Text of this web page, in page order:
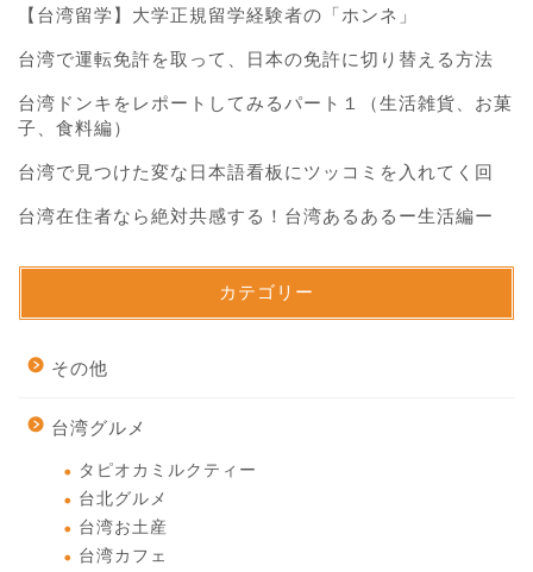
【台湾留学】大学正規留学経験者の「ホンネ」
台湾で運転免許を取って、日本の免許に切り替える方法
台湾ドンキをレポートしてみるパート１（生活雑貨、お菓
子、食料編）
台湾で見つけた変な日本語看板にツッコミを入れてく回
台湾在住者なら絶対共感する！台湾あるあるー生活編ー
カテゴリー
その他
台湾グルメ
タピオカミルクティー
台北グルメ
台湾お土産
台湾カフェ